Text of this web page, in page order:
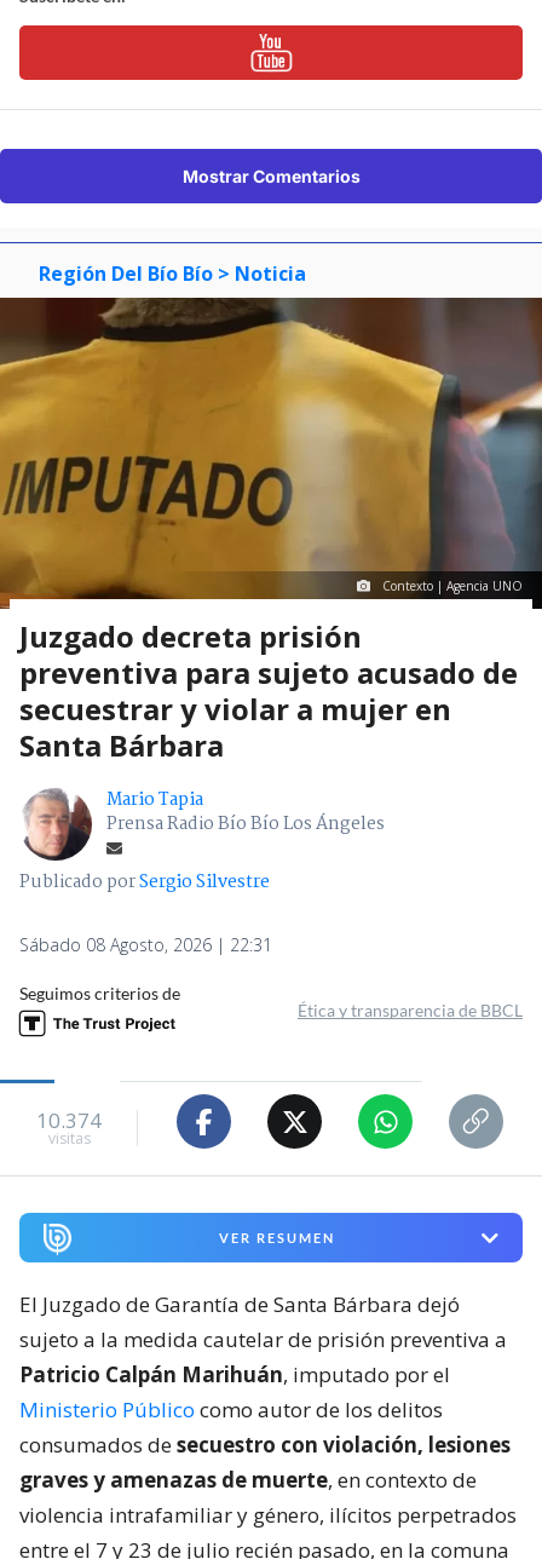
Mostrar Comentarios
Región Del Bío Bío > Noticia
Contexto | Agencia UNO
Juzgado decreta prisión
preventiva para sujeto acusado de
secuestrar y violar a mujer en
Santa Bárbara
Mario Tapia
Prensa Radio Bío Bío Los Ángeles
Publicado porSergio Silvestre
Sábado 08 Agosto, 2026 | 22:31
Seguimos criterios de
Ética y transparencia de BBCL
10.374
visitas
VER RESUMEN
El Juzgado de Garantía de Santa Bárbara dejó
sujeto a la medida cautelar de prisión preventiva a
Patricio Calpán Marihuán, imputado por el
Ministerio Público como autor de los delitos
consumados desecuestro con violación, lesiones
graves y amenazas de muerte, en contexto de
violencia intrafamiliar y género, ilícitos perpetrados
entre el 7 y 23 de julio recién pasado, en la comuna